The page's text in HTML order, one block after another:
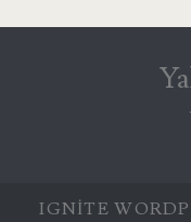
IGNITE